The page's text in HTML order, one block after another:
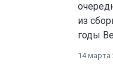
из
годы
14 марта